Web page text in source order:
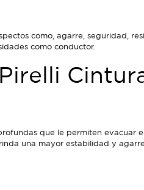
como, agarre, seguridad,
como conductor.
que le permiten evacuar
una mayor estabilidad y